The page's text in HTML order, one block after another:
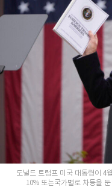
도널드 트럼프 미국 대통령이 4
10% 또는국가별로 차등을